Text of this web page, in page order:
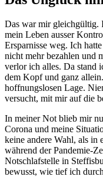
Das war mir gleichgültig.
mein Leben ausser
Ersparnisse weg. Ich
nicht mehr bezahlen und
verlor ich alles. Da stand
dem Kopf und ganz
hoffnungslosen Lage.
versucht, mit mir auf die
In meiner Not blieb mir
Corona und meine
keine andere Wahl, als in
während der Pandemie-
Notschlafstelle in
bewusst, wie tief ich